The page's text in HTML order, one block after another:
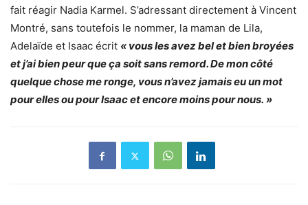
fait réagir Nadia Karmel. S’adressant directement à Vincent
Montré, sans toutefois le nommer, la maman de Lila,
Adelaïde et Isaac écrit « vous les avez bel et bien broyées
et j’ai bien peur que ça soit sans remord. De mon côté
quelque chose me ronge, vous n’avez jamais eu un mot
pour elles ou pour Isaac et encore moins pour nous. »